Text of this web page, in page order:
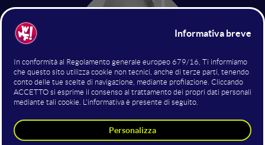
Co-founder & President